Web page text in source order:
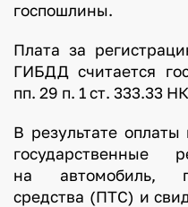
госпошлины.
Плата за
ГИБДД считается
пп. 29 п. 1 ст. 333.33
В результате
государственные
на автомобиль,
средства (ПТС) и